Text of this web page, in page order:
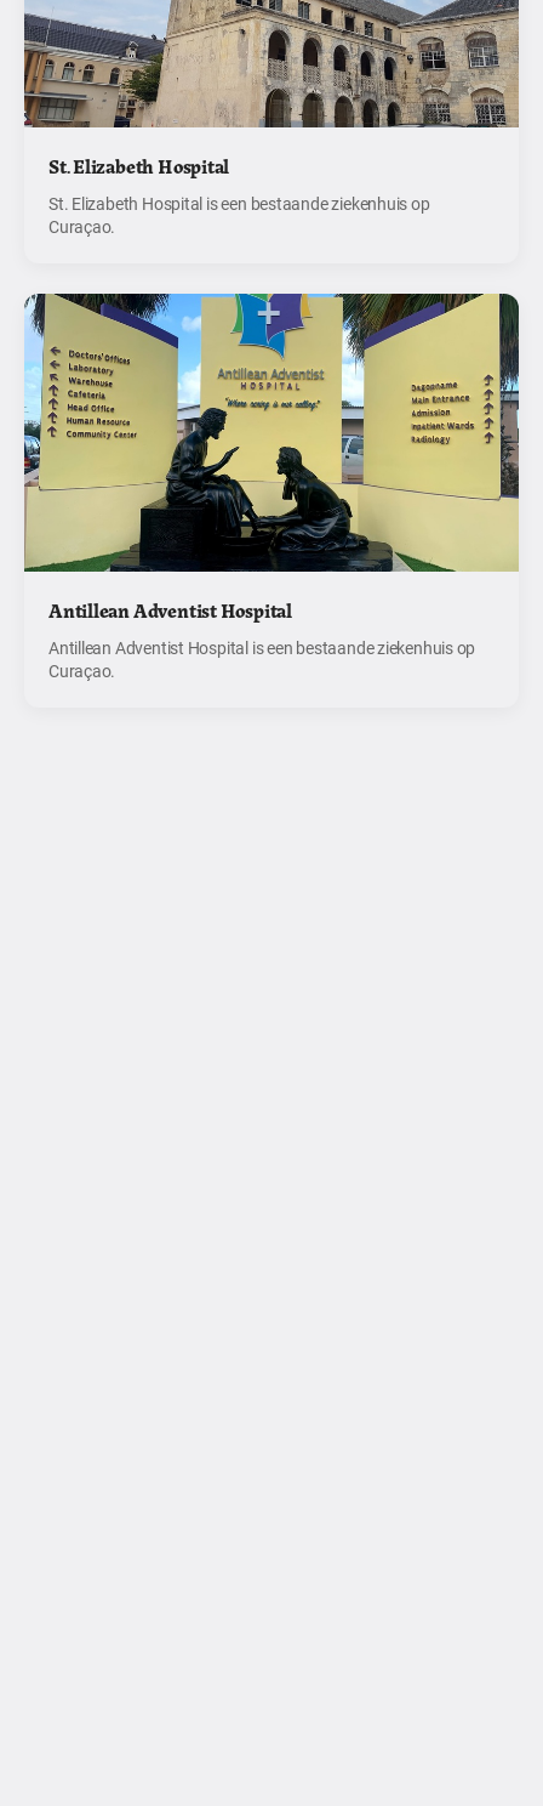
St. Elizabeth Hospital
St. Elizabeth Hospital is een bestaande ziekenhuis op
Curaçao.
Antillean Adventist Hospital
Antillean Adventist Hospital is een bestaande ziekenhuis op
Curaçao.